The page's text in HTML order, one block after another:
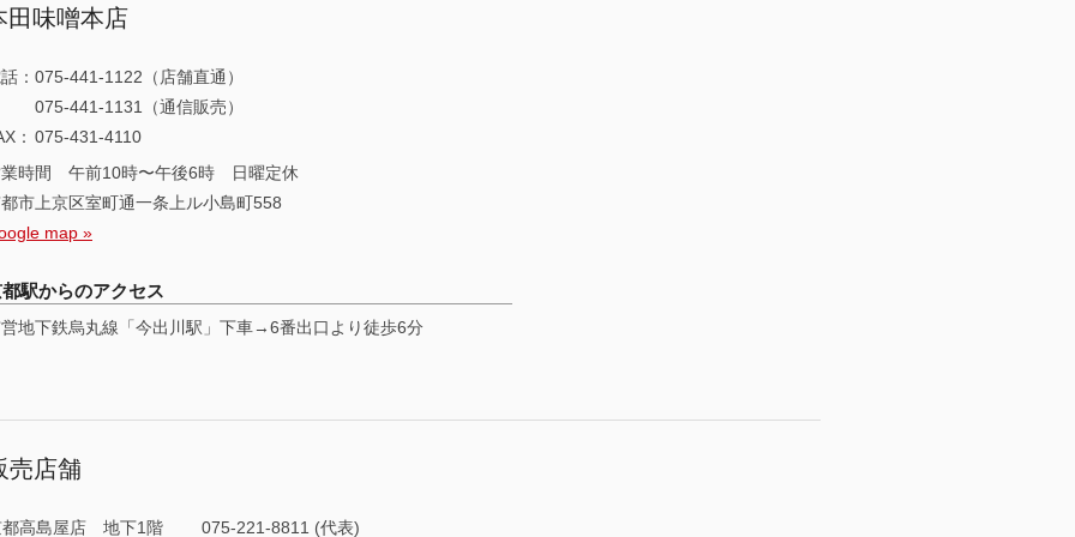
田味噌本店
： 075-441-1122（店舗直通）
075-441-1131（通信販売）
： 075-431-4110
時間 午前10時〜午後6時 日曜定休
市上京区室町通一条上ル小島町558
map »
駅からのアクセス
地下鉄烏丸線「今出川駅」下車→6番出口より徒歩6分
売店舗
都高島屋店 地下1階 075-221-8811 (代表)